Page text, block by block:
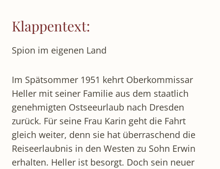
Klappentext:
Spion im eigenen Land
Im Spätsommer 1951 kehrt Oberkommissar
Heller mit seiner Familie aus dem staatlich
genehmigten Ostseeurlaub nach Dresden
zurück. Für seine Frau Karin geht die Fahrt
gleich weiter, denn sie hat überraschend die
Reiseerlaubnis in den Westen zu Sohn Erwin
erhalten. Heller ist besorgt. Doch sein neuer